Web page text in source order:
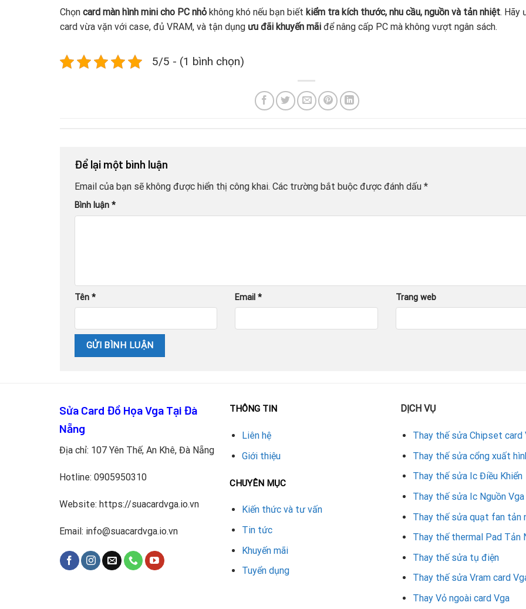
Chọn card màn hình mini cho PC nhỏ không khó nếu bạn biết kiểm tra kích thước, nhu cầu, nguồn và tản nhiệt. Hãy
card vừa vặn với case, đủ VRAM, và tận dụng ưu đãi khuyến mãi để nâng cấp PC mà không vượt ngân sách.
5/5 - (1 bình chọn)
Để lại một bình luận
Email của bạn sẽ không được hiển thị công khai. Các trường bắt buộc được đánh dấu *
Bình luận *
Tên * Email* Trang web
Sửa Card Đồ Họa Vga Tại Đà
Nẵng
Địa chỉ: 107 Yên Thế, An Khê, Đà Nẵng
Hotline: 0905950310
Website: https://suacardvga.io.vn
Email: info@suacardvga.io.vn
THÔNG TIN
Liên hệ
Giới thiệu
CHUYÊN MỤC
Kiến thức và tư vấn
Tin tức
Khuyến mãi
Tuyển dụng
DỊCH VỤ
Thay thế sửa Chipset card
Thay thế sửa cổng xuất
Thay thế sửa Ic Điều Khiển
Thay thế sửa Ic Nguồn Vga
Thay thế sửa quạt fan tản
Thay thế thermal Pad Tản
Thay thế sửa tụ điện
Thay thế sửa Vram card
Thay Vỏ ngoài card Vga